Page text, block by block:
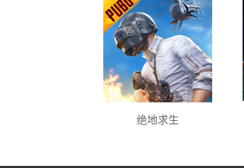
绝地求生